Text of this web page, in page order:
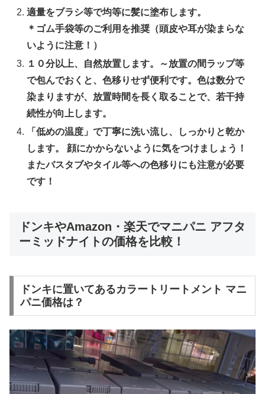
適量をブラシ等で均等に髪に塗布します。
＊ゴム手袋等のご利用を推奨（頭皮や耳が染まらな
いように注意！）
１０分以上、自然放置します。～放置の間ラップ等
で包んでおくと、色移りせず便利です。色は数分で
染まりますが、放置時間を長く取ることで、若干持
続性が向上します。
「低めの温度」で丁寧に洗い流し、しっかりと乾か
します。 顔にかからないように気をつけましょう！
またバスタブやタイル等への色移りにも注意が必要
です！
ドンキやAmazon・楽天でマニパニ アフタ
ーミッドナイトの価格を比較！
ドンキに置いてあるカラートリートメント マニ
パニ価格は？